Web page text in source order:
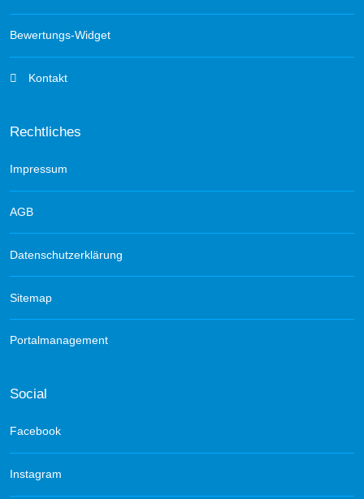
Bewertungs-Widget
Kontakt
Rechtliches
Impressum
AGB
Datenschutzerklärung
Sitemap
Portalmanagement
Social
Facebook
Instagram